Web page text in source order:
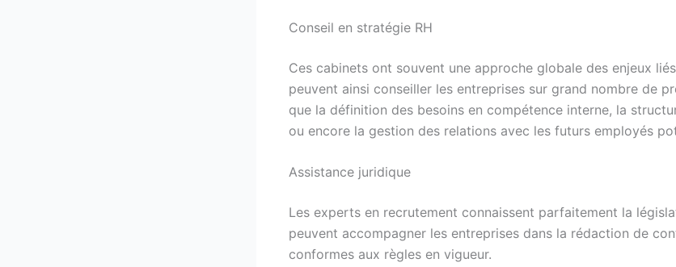
Conseil en stratégie RH
Ces cabinets ont souvent une approche globale des enjeux
peuvent ainsi conseiller les entreprises sur grand nombre de
que la définition des besoins en compétence interne, la
ou encore la gestion des relations avec les futurs employés
Assistance juridique
Les experts en recrutement connaissent parfaitement la
peuvent accompagner les entreprises dans la rédaction de
conformes aux règles en vigueur.